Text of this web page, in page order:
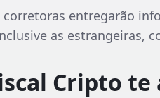
entregarão
as estrangeiras,
Cripto te